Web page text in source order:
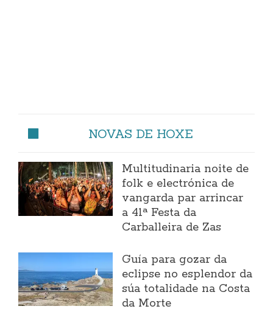
NOVAS DE HOXE
Multitudinaria noite de
folk e electrónica de
vangarda par arrincar
a 41ª Festa da
Carballeira de Zas
Guía para gozar da
eclipse no esplendor da
súa totalidade na Costa
da Morte